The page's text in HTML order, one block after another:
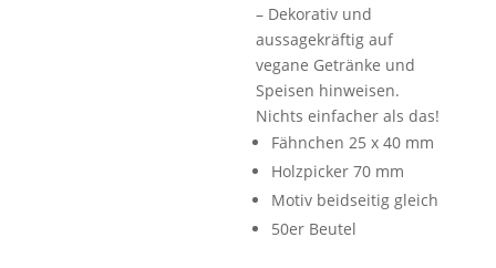
– Dekorativ und
aussagekräftig auf
vegane Getränke und
Speisen hinweisen.
Nichts einfacher als das!
Fähnchen 25 x 40 mm
Holzpicker 70 mm
Motiv beidseitig gleich
50er Beutel